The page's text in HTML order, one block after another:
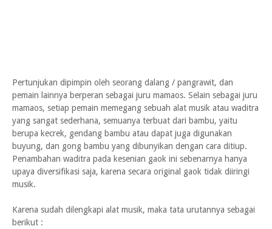
Pertunjukan dipimpin oleh seorang dalang / pangrawit, dan
pemain lainnya berperan sebagai juru mamaos. Selain sebagai juru
mamaos, setiap pemain memegang sebuah alat musik atau waditra
yang sangat sederhana, semuanya terbuat dari bambu, yaitu
berupa kecrek, gendang bambu atau dapat juga digunakan
buyung, dan gong bambu yang dibunyikan dengan cara ditiup.
Penambahan waditra pada kesenian gaok ini sebenarnya hanya
upaya diversifikasi saja, karena secara original gaok tidak diiringi
musik.
Karena sudah dilengkapi alat musik, maka tata urutannya sebagai
berikut :